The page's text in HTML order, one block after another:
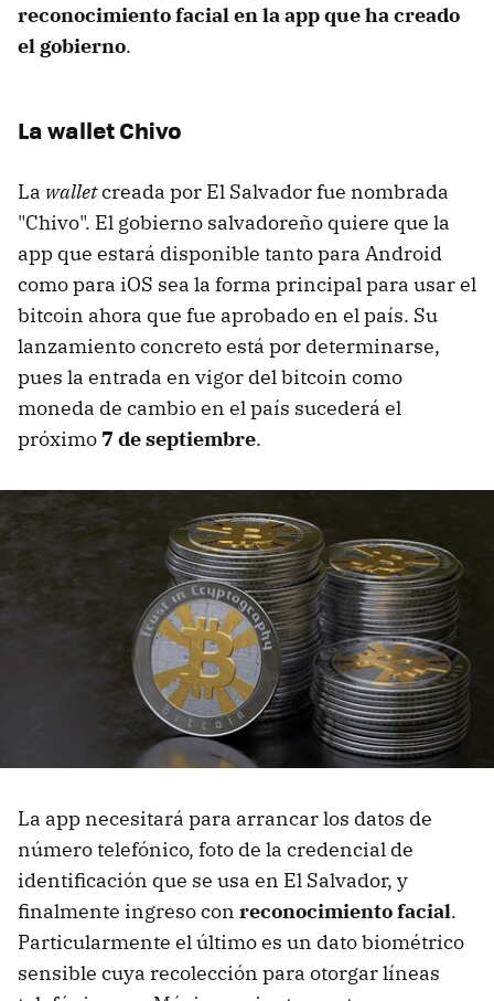
reconocimiento facial en la app que ha creado
el gobierno.
La wallet Chivo
La walletcreada por El Salvador fue nombrada
"Chivo". El gobierno salvadoreño quiere que la
app que estará disponible tanto para Android
como para iOS sea la forma principal para usar el
bitcoin ahora que fue aprobado en el país. Su
lanzamiento concreto está por determinarse,
pues la entrada en vigor del bitcoin como
moneda de cambio en el país sucederá el
próximo 7 de septiembre.
La app necesitará para arrancar los datos de
número telefónico, foto de la credencial de
identificación que se usa en El Salvador, y
finalmente ingreso con reconocimiento facial.
Particularmente el último es un dato biométrico
sensible cuya recolección para otorgar líneas